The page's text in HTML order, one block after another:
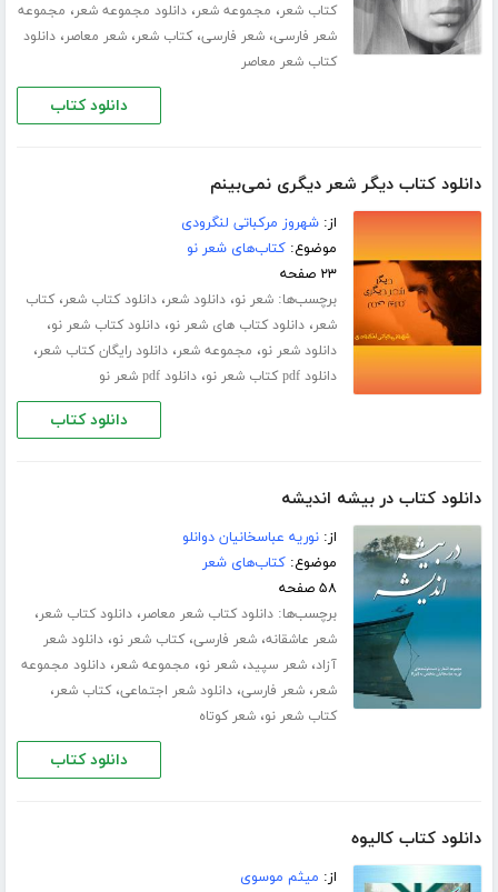
کتاب شعر، مجموعه شعر،دانلود مجموعه شعر، مجموعه
شعر فارسی،شعر فارسی،کتاب شعر،شعر معاصر،دانلود
کتاب شعر معاصر
دانلود کتاب
دانلود کتاب دیگر شعر دیگری نمی‌بینم
از:شهروز مرکباتی لنگرودی
موضوع:کتاب‌های شعر نو
۲۳ صفحه
برچسب‌ها:شعر نو،دانلود شعر،دانلود کتاب شعر،کتاب
شعر،دانلود کتاب های شعر نو،دانلود کتاب شعر نو،
دانلود شعر نو، مجموعه شعر،دانلود رایگان کتاب شعر،
دانلود pdf کتاب شعر نو ،دانلود pdf شعر نو
دانلود کتاب
دانلود کتاب در بیشه اندیشه
از:نوریه عباسخانیان دوانلو
موضوع:کتاب‌های شعر
۵۸ صفحه
برچسب‌ها:دانلود کتاب شعر معاصر،دانلود کتاب شعر،
شعر عاشقانه،شعر فارسی،کتاب شعر نو،دانلود شعر
آزاد،شعر سپید،شعر نو، مجموعه شعر،دانلود مجموعه
شعر،شعر فارسی،دانلود شعر اجتماعی،کتاب شعر،
کتاب شعر نو،شعر کوتاه
دانلود کتاب
دانلود کتاب کالیوه
از: میثم موسوی